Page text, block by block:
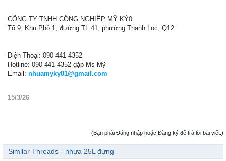
CÔNG TY TNHH CÔNG NGHIỆP MỸ KỲ0
Tổ 9, Khu Phố 1, đường TL 41, phường Thạnh Lọc, Q12
Điện Thoại: 090 441 4352
Hotline: 090 441 4352 gặp Ms Mỹ
Email: nhuamyky01@gmail.com
15/3/26
(Bạn phải Đăng nhập hoặc Đăng ký để trả lời bài viết.)
Similar Threads - nhựa 25L đựng